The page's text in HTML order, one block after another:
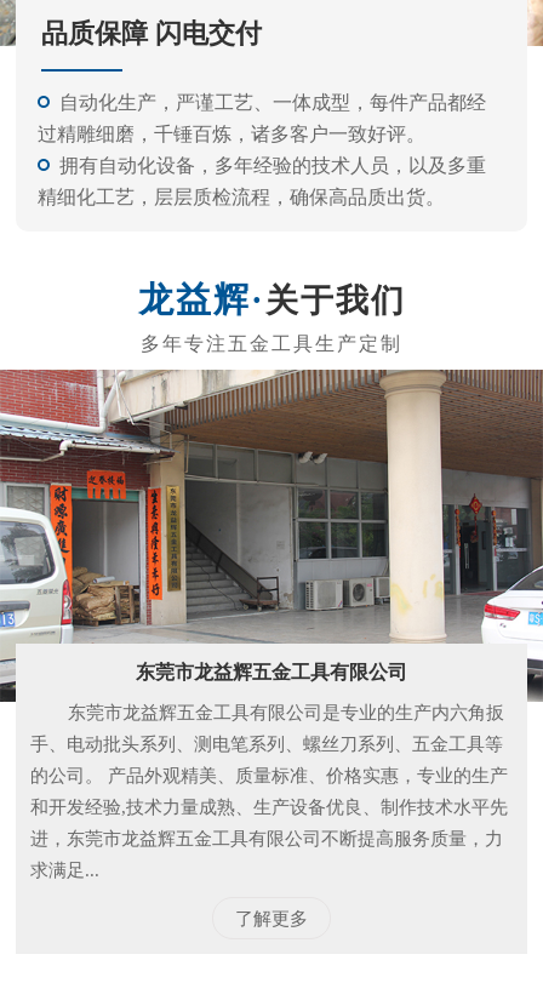
东莞市龙益辉五金工具有限公司
东莞市龙益辉五金工具有限公司是专业的生产内六角扳
手、电动批头系列、测电笔系列、螺丝刀系列、五金工具等
的公司。 产品外观精美、质量标准、价格实惠，专业的生产
和开发经验,技术力量成熟、生产设备优良、制作技术水平先
进，东莞市龙益辉五金工具有限公司不断提高服务质量，力
求满足...
了解更多
厂房设备